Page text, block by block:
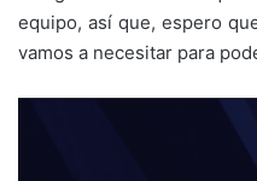
equipo, así que, espero
vamos a necesitar para